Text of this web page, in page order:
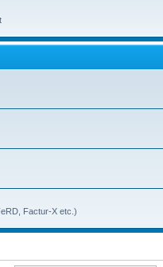
Factur-X etc.)